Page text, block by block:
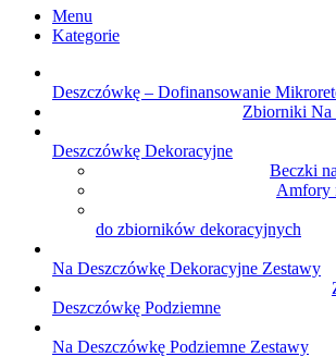
Menu
Kategorie
Deszczówkę – Dofinansowanie
Zbiorniki Na
Deszczówkę Dekoracyjne
Beczki
Amfory
do zbiorników dekoracyjnych
Na Deszczówkę Dekoracyjne Zestawy
Deszczówkę Podziemne
Na Deszczówkę Podziemne Zestawy